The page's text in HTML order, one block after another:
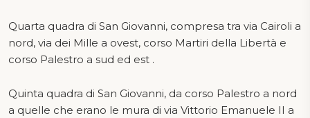
Quarta quadra di San Giovanni, compresa tra via Cairoli a
nord, via dei Mille a ovest, corso Martiri della Libertà e
corso Palestro a sud ed est .
Quinta quadra di San Giovanni, da corso Palestro a nord
a quelle che erano le mura di via Vittorio Emanuele II a